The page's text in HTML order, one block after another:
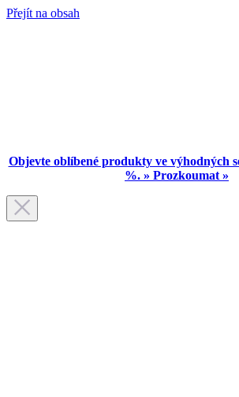
Přejít na obsah
Objevte oblíbené produkty ve výhodných
%. » Prozkoumat »